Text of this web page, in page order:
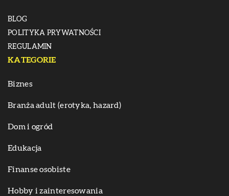
BLOG
POLITYKA PRYWATNOŚCI
REGULAMIN
KATEGORIE
Biznes
Branża adult (erotyka, hazard)
Dom i ogród
Edukacja
Finanse osobiste
Hobby i zainteresowania